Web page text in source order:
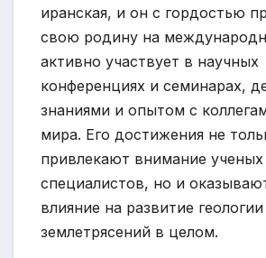
иранская, и он с гордостью
свою родину на
активно участвует в научных
конференциях и семинарах,
знаниями и опытом с
мира. Его достижения не
привлекают внимание
специалистов, но и
влияние на развитие
землетрясений в целом.